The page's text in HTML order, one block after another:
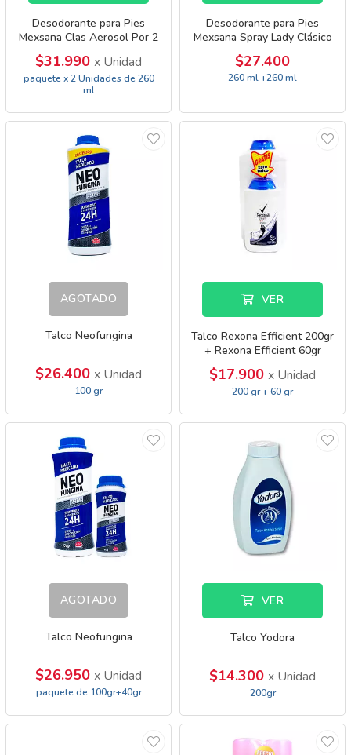
Desodorante para Pies
Mexsana Clas Aerosol Por 2
$31.990 x Unidad
paquete x 2 Unidades de 260
ml
Desodorante para Pies
Mexsana Spray Lady Clásico
$27.400
260 ml +260 ml
AGOTADO
Talco Neofungina
$26.400 x Unidad
100 gr
VER
Talco Rexona Efficient 200gr
+ Rexona Efficient 60gr
$17.900 x Unidad
200 gr + 60 gr
AGOTADO
Talco Neofungina
$26.950 x Unidad
paquete de 100gr+40gr
VER
Talco Yodora
$14.300 x Unidad
200gr